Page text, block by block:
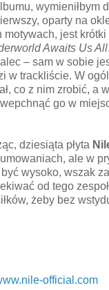
wymieniłbym
oparty na
motywach, jest
Awaits Us All
– sam w sobie
w trackliście. W
co z nim zrobić, a
go w
dziesiąta płyta
ale w
wysoko, wszak
od tego
żeby bez
official.com